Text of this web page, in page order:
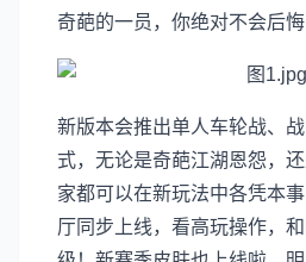
奇葩的一员，你绝对不会后悔
新版本会推出单人车轮战、
式，无论是奇葩江湖恩怨，
家都可以在新玩法中各凭本
厅同步上线，看高玩操作，